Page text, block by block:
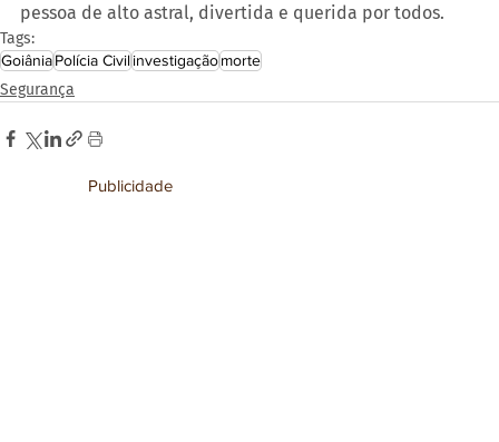
pessoa de alto astral, divertida e querida por todos.
Tags:
GoiâniaPolícia Civil investigaçãomorte
Segurança
Publicidade